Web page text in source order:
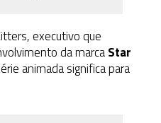
executivo que
da marcaStar
animada significa para